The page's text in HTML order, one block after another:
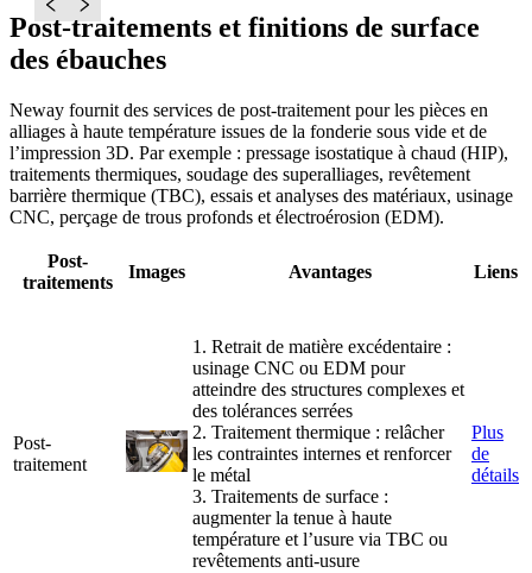
Post-traitements et finitions de surface
des ébauches
Neway fournit des services de post-traitement pour les pièces en
alliages à haute température issues de la fonderie sous vide et de
l’impression 3D. Par exemple : pressage isostatique à chaud (HIP),
traitements thermiques, soudage des superalliages, revêtement
barrière thermique (TBC), essais et analyses des matériaux, usinage
CNC, perçage de trous profonds et électroérosion (EDM).
Post-
traitements
Images Avantages Liens
Post-
traitement
1. Retrait de matière excédentaire :
usinage CNC ou EDM pour
atteindre des structures complexes et
des tolérances serrées
2. Traitement thermique : relâcher
les contraintes internes et renforcer
le métal
3. Traitements de surface :
augmenter la tenue à haute
température et l’usure via TBC ou
revêtements anti-usure
Plus
de
détails